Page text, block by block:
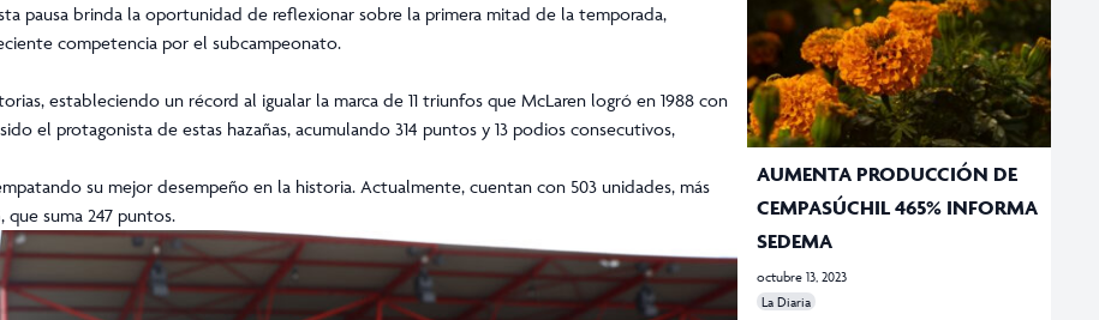
pausa brinda la oportunidad de reflexionar sobre la primera mitad de la temporada,
competencia por el subcampeonato.
estableciendo un récord al igualar la marca de 11 triunfos que McLaren logró en 1988 con
el protagonista de estas hazañas, acumulando 314 puntos y 13 podios consecutivos,
su mejor desempeño en la historia. Actualmente, cuentan con 503 unidades, más
suma 247 puntos.
AUMENTA PRODUCCIÓN DE
CEMPASÚCHIL 465% INFORMA
SEDEMA
octubre 13, 2023
La Diaria